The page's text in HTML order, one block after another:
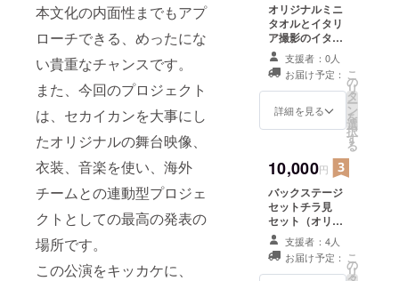
本文化の内面性までもアプ
ローチできる、めったにな
い貴重なチャンスです。
また、今回のプロジェクト
は、セカイカンを大事にし
たオリジナルの舞台映像、
衣装、音楽を使い、海外
チームとの連動型プロジェ
クトとしての最高の発表の
場所です。
この公演をキッカケに、
オリジナルミニ
タオルとイタリ
ア撮影のイタリ
ア限定お礼動画
閲覧権支援者：0人
お届け予定：
詳細を見る
こ
の
リ
タ
ー
ン
を
選
択
す
る
10,000円
バックステージ
セットチラ見
セット（オリジ
ナルタオルと、
イタリアメイキ
ングムービー）
支援者：4人
お届け予定： こ
の
リ